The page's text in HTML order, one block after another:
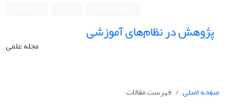
پژوهش در نظام‌های آموزشی
مجله علمی
صفحه اصلی
فهرست مقالات